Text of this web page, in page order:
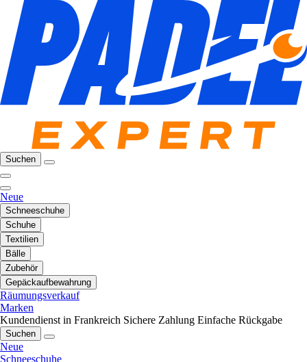
Suchen
Neue
Schneeschuhe
Schuhe
Textilien
Bälle
Zubehör
Gepäckaufbewahrung
Räumungsverkauf
Marken
Kundendienst in Frankreich Sichere Zahlung Einfache Rückgabe
Suchen
Neue
Schneeschuhe